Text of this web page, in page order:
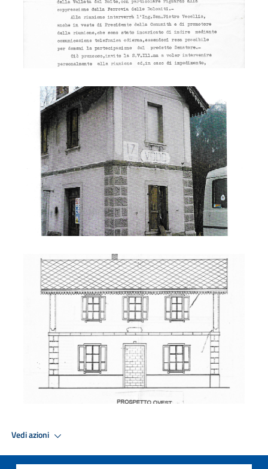
Stazione Vodo 2000
Stazione Vodo 2000
Vedi azioni